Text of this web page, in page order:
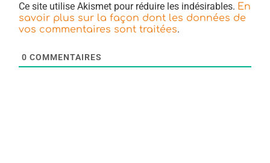
Ce site utilise Akismet pour réduire les indésirables. En
savoir plus sur la façon dont les données de
vos commentaires sont traitées.
0 COMMENTAIRES